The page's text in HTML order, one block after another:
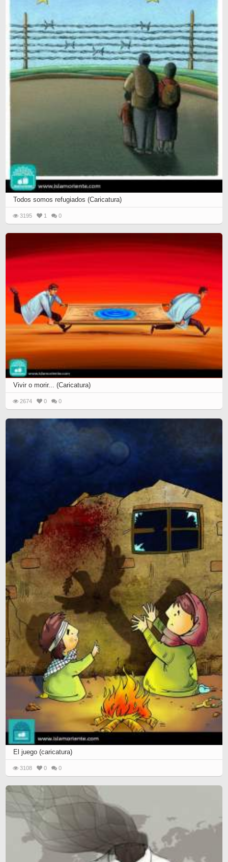
Todos somos refugiados (Caricatura)
3195 1 0
Vivir o morir... (Caricatura)
2674 0 0
El juego (caricatura)
3108 0 0